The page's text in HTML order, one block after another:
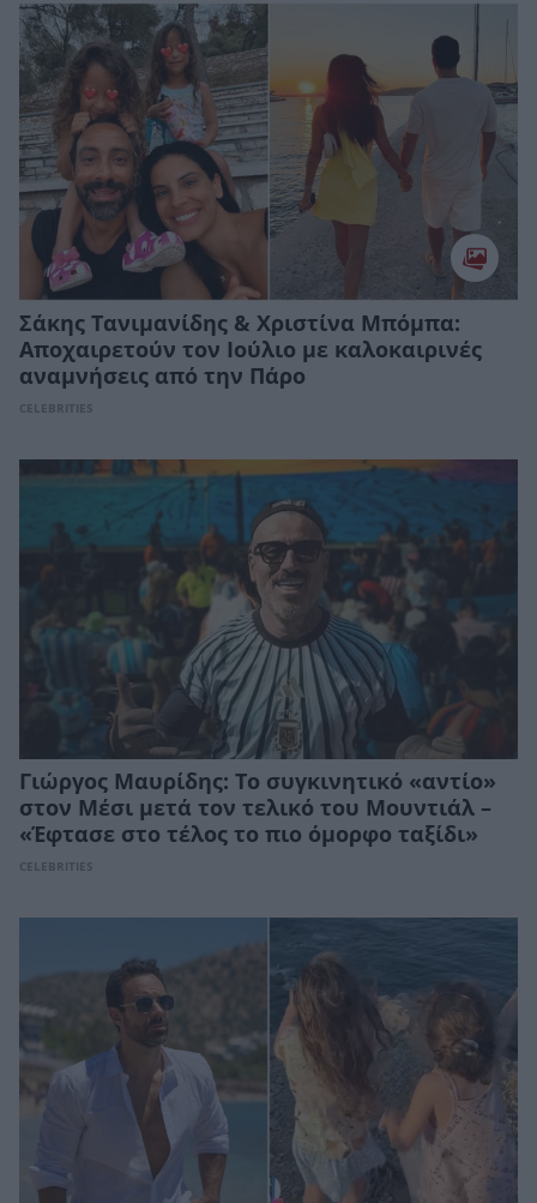
Σάκης Τανιμανίδης & Χριστίνα Μπόμπα:
Αποχαιρετούν τον Ιούλιο με καλοκαιρινές
αναμνήσεις από την Πάρο
CELEBRITIES
Γιώργος Μαυρίδης: Το συγκινητικό «αντίο»
στον Μέσι μετά τον τελικό του Μουντιάλ –
«Έφτασε στο τέλος το πιο όμορφο ταξίδι»
CELEBRITIES